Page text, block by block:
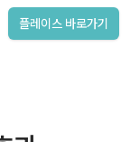
플레이스 바로가기